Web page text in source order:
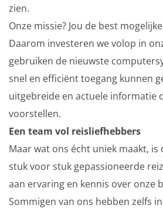
zien.
Onze missie? Jou de best
Daarom investeren we volop in
gebruiken de nieuwste
snel en efficiënt toegang kunnen
uitgebreide en actuele informatie
voorstellen.
Een team vol reisliefhebbers
Maar wat ons écht uniek maakt, is
stuk voor stuk gepassioneerde
aan ervaring en kennis over onze
Sommigen van ons hebben zelfs